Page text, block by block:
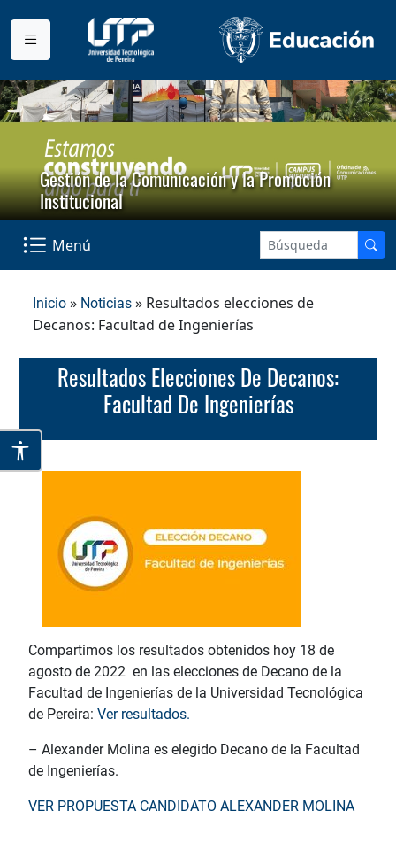
Gestión de la Comunicación y la Promoción
Institucional
Menú
Inicio » Noticias » Resultados elecciones de
Decanos: Facultad de Ingenierías
Resultados Elecciones De Decanos:
Facultad De Ingenierías
Compartimos los resultados obtenidos hoy 18 de
agosto de 2022 en las elecciones de Decano de la
Facultad de Ingenierías de la Universidad Tecnológica
de Pereira: Ver resultados.
– Alexander Molina es elegido Decano de la Facultad
de Ingenierías.
VER PROPUESTA CANDIDATO ALEXANDER MOLINA